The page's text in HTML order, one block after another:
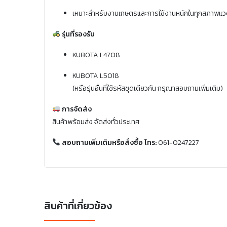
เหมาะสำหรับงานเกษตรและการใช้งานหนักในทุกสภาพแ
รุ่นที่รองรับ
KUBOTA L4708
KUBOTA L5018
(หรือรุ่นอื่นที่ใช้รหัสชุดเดียวกัน กรุณาสอบถามเพิ่มเติม)
การจัดส่ง
สินค้าพร้อมส่ง จัดส่งทั่วประเทศ
สอบถามเพิ่มเติมหรือสั่งซื้อ โทร:061-0247227
สินค้าที่เกี่ยวข้อง